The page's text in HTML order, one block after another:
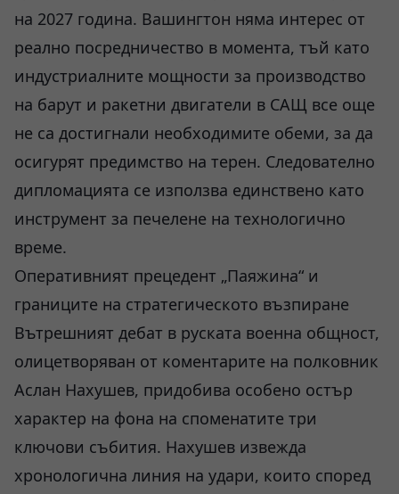
на 2027 година. Вашингтон няма интерес от
реално посредничество в момента, тъй като
индустриалните мощности за производство
на барут и ракетни двигатели в САЩ все още
не са достигнали необходимите обеми, за да
осигурят предимство на терен. Следователно
дипломацията се използва единствено като
инструмент за печелене на технологично
време.
Оперативният прецедент „Паяжина“ и
границите на стратегическото възпиране
Вътрешният дебат в руската военна общност,
олицетворяван от коментарите на полковник
Аслан Нахушев, придобива особено остър
характер на фона на споменатите три
ключови събития. Нахушев извежда
хронологична линия на удари, които според